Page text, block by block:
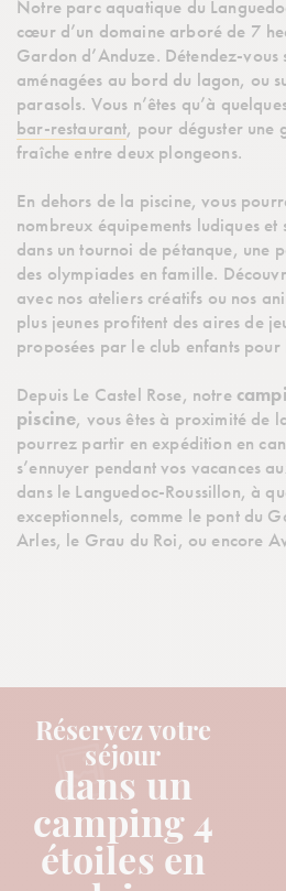
Notre parc aquatique du
cœur d’un domaine arboré de 7
Gardon d’Anduze. Détendez-vous
aménagées au bord du lagon, ou
parasols. Vous n’êtes qu’à
bar-restaurant, pour déguster une
fraîche entre deux plongeons.
En dehors de la piscine, vous
nombreux équipements ludiques et
dans un tournoi de pétanque, une
des olympiades en famille.
avec nos ateliers créatifs ou nos
plus jeunes profitent des aires de
proposées par le club enfants
Depuis Le Castel Rose, notre
piscine, vous êtes à proximité de
pourrez partir en expédition en
s’ennuyer pendant vos vacances
dans le Languedoc-Roussillon, à
exceptionnels, comme le pont du
Arles, le Grau du Roi, ou encore
Réservez votre
séjour
dans un
camping 4
étoiles en